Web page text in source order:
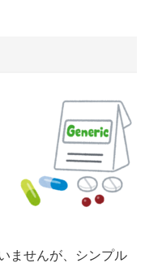
ませんが、シンプル